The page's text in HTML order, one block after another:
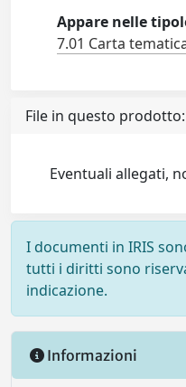
Appare nelle
7.01 Carta
File in questo prodotto:
Eventuali allegati,
I documenti in IRIS
tutti i diritti sono
indicazione.
Informazioni